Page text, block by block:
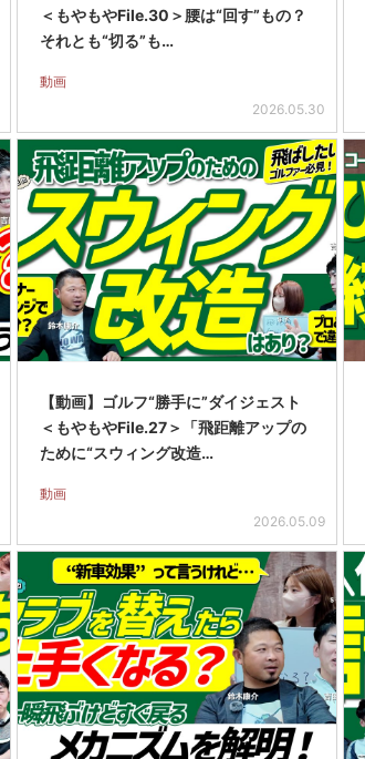
＜もやもやFile.30＞腰は“回す”もの？
それとも“切る”も…
動画
2026.05.30
【動画】ゴルフ“勝手に”ダイジェスト
＜もやもやFile.27＞「飛距離アップの
ために“スウィング改造…
動画
2026.05.09